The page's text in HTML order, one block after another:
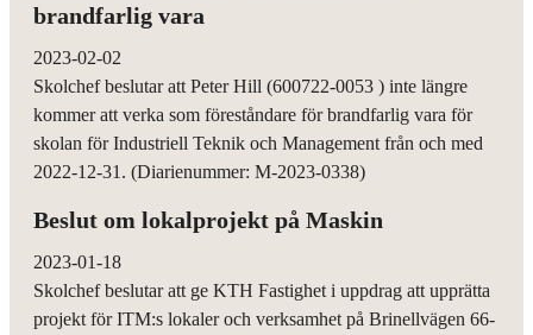
brandfarlig vara
2023-02-02
Skolchef beslutar att Peter Hill (600722-0053 ) inte längre
kommer att verka som föreståndare för brandfarlig vara för
skolan för Industriell Teknik och Management från och med
2022-12-31. (Diarienummer: M-2023-0338)
Beslut om lokalprojekt på Maskin
2023-01-18
Skolchef beslutar att ge KTH Fastighet i uppdrag att upprätta
projekt för ITM:s lokaler och verksamhet på Brinellvägen 66-